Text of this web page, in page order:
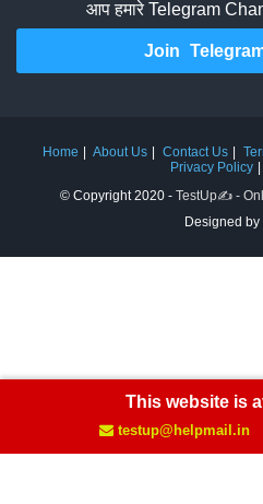
This website is
testup@helpmail.in
आप हमारे Telegram
Join
Home About Us Contact Us
Privacy Policy
© Copyright 2020 - TestUp✍️ -
Designed by